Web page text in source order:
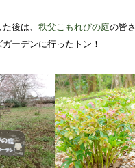
た後は、秩父こもれびの庭の皆
ーデンに行ったトン！